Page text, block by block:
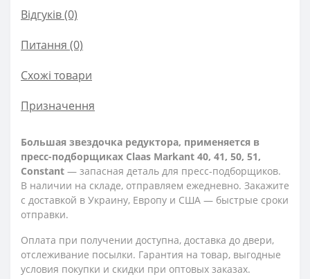
Відгуків (0)
Питання (0)
Схожі товари
Призначення
Большая звездочка редуктора, применяется в
пресс-подборщиках Claas Markant 40, 41, 50, 51,
Constant — запасная деталь для пресс-подборщиков.
В наличии на складе, отправляем ежедневно. Закажите
с доставкой в Украину, Европу и США — быстрые сроки
отправки.
Оплата при получении доступна, доставка до двери,
отслеживание посылки. Гарантия на товар, выгодные
условия покупки и скидки при оптовых заказах.